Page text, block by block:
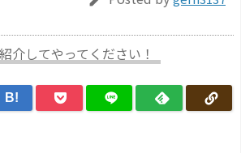
介してやってください！
B!